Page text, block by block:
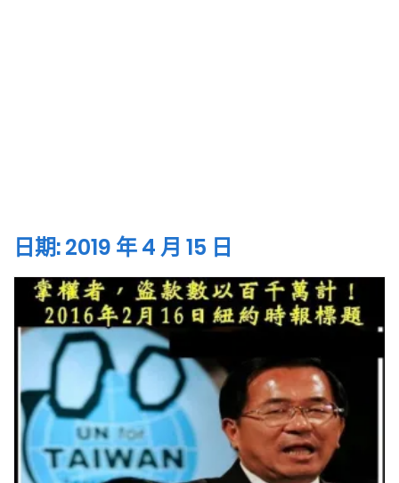
日期:2019 年 4 月 15 日